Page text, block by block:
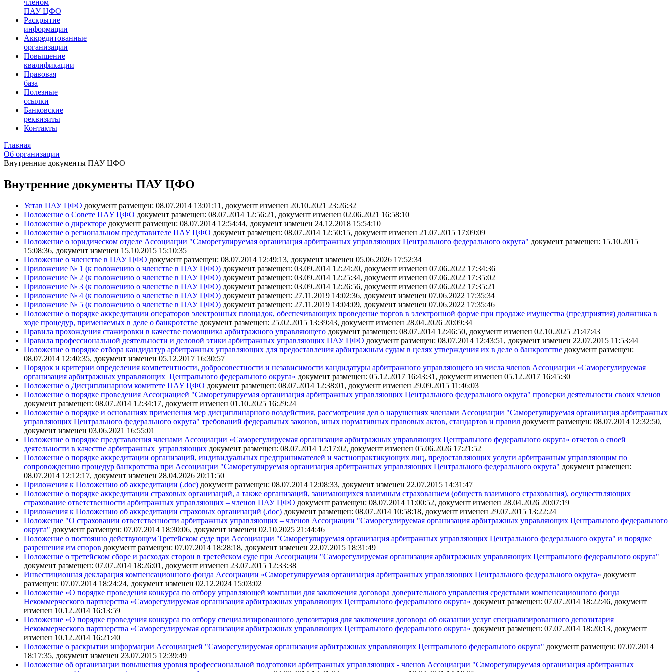
членом
ПАУ ЦФО
Раскрытие
информации
Аккредитованные
организации
Повышение
квалификации
Правовая
база
Полезные
ссылки
Банковские
реквизиты
Контакты
Главная
Об организации
Внутренние документы ПАУ ЦФО
Внутренние документы ПАУ ЦФО
Устав ПАУ ЦФО документ размещен: 08.07.2014 13:01:11, документ изменен 20.10.2021 23:26:32
Положение о Совете ПАУ ЦФО документ размещен: 08.07.2014 12:56:21, документ изменен 02.06.2021 16:58:10
Положение о директоре документ размещен: 08.07.2014 12:54:44, документ изменен 24.12.2018 15:54:10
Положение о региональном представителе ПАУ ЦФО документ размещен: 08.07.2014 12:50:15, документ изменен 21.07.2015 17:09:09
Положение о юридическом отделе Ассоциации "Саморегулируемая организация арбитражных управляющих Центрального федерального округа" документ размещен: 15.10.2015
15:08:36, документ изменен 15.10.2015 15:10:35
Положение о членстве в ПАУ ЦФО документ размещен: 08.07.2014 12:49:13, документ изменен 05.06.2026 17:52:34
Приложение № 1 (к положению о членстве в ПАУ ЦФО) документ размещен: 03.09.2014 12:24:20, документ изменен 07.06.2022 17:34:36
Приложение № 2 (к положению о членстве в ПАУ ЦФО) документ размещен: 03.09.2014 12:25:34, документ изменен 07.06.2022 17:35:02
Приложение № 3 (к положению о членстве в ПАУ ЦФО) документ размещен: 03.09.2014 12:26:56, документ изменен 07.06.2022 17:35:21
Приложение № 4 (к положению о членстве в ПАУ ЦФО) документ размещен: 27.11.2019 14:02:36, документ изменен 07.06.2022 17:35:34
Приложение № 5 (к положению о членстве в ПАУ ЦФО) документ размещен: 27.11.2019 14:04:09, документ изменен 07.06.2022 17:35:46
Положение о порядке аккредитации операторов электронных площадок, обеспечивающих проведение торгов в электронной форме при продаже имущества (предприятия) должника в
ходе процедур, применяемых в деле о банкротстве документ размещен: 25.02.2015 13:39:43, документ изменен 28.04.2026 20:09:34
Правила прохождения стажировки в качестве помощника арбитражного управляющего документ размещен: 08.07.2014 12:46:50, документ изменен 02.10.2025 21:47:43
Правила профессиональной деятельности и деловой этики арбитражных управляющих ПАУ ЦФО документ размещен: 08.07.2014 12:43:51, документ изменен 22.07.2015 11:53:44
Положение о порядке отбора кандидатур арбитражных управляющих для предоставления арбитражным судам в целях утверждения их в деле о банкротстве документ размещен:
08.07.2014 12:40:35, документ изменен 05.12.2017 16:30:57
Порядок и критерии определения компетентности, добросовестности и независимости кандидатуры арбитражного управляющего из числа членов Ассоциации «Саморегулируемая
организация арбитражных управляющих Центрального федерального округа» документ размещен: 05.12.2017 16:43:31, документ изменен 05.12.2017 16:45:30
Положение о Дисциплинарном комитете ПАУ ЦФО документ размещен: 08.07.2014 12:38:01, документ изменен 29.09.2015 11:46:03
Положение о порядке проведения Ассоциацией "Саморегулируемая организация арбитражных управляющих Центрального федерального округа" проверки деятельности своих членов
документ размещен: 08.07.2014 12:34:17, документ изменен 01.10.2025 16:29:24
Положение о порядке и основаниях применения мер дисциплинарного воздействия, рассмотрения дел о нарушениях членами Ассоциации "Саморегулируемая организация арбитражных
управляющих Центрального федерального округа" требований федеральных законов, иных нормативных правовых актов, стандартов и правил документ размещен: 08.07.2014 12:32:50,
документ изменен 03.06.2021 16:55:01
Положение о порядке представления членами Ассоциации «Саморегулируемая организация арбитражных управляющих Центрального федерального округа» отчетов о своей
деятельности в качестве арбитражных управляющих документ размещен: 08.07.2014 12:17:02, документ изменен 05.06.2026 17:21:52
Положение о порядке аккредитации организаций, индивидуальных предпринимателей и частнопрактикующих лиц, предоставляющих услуги арбитражным управляющим по
сопровождению процедур банкротства при Ассоциации "Саморегулируемая организация арбитражных управляющих Центрального федерального округа" документ размещен:
08.07.2014 12:12:17, документ изменен 28.04.2026 20:11:50
Приложения к Положению об аккредитации (.doc) документ размещен: 08.07.2014 12:08:33, документ изменен 22.07.2015 14:31:47
Положение о порядке аккредитации страховых организаций, а также организаций, занимающихся взаимным страхованием (обществ взаимного страхования), осуществляющих
страхование ответственности арбитражных управляющих – членов ПАУ ЦФО документ размещен: 08.07.2014 11:00:52, документ изменен 28.04.2026 20:07:19
Приложения к Положению об аккредитации страховых организаций (.doc) документ размещен: 08.07.2014 10:58:18, документ изменен 29.07.2015 13:22:24
Положение "О страховании ответственности арбитражных управляющих – членов Ассоциации "Саморегулируемая организация арбитражных управляющих Центрального федерального
округа" документ размещен: 07.07.2014 18:30:06, документ изменен 02.10.2025 21:44:46
Положение о постоянно действующем Третейском суде при Ассоциации "Саморегулируемая организация арбитражных управляющих Центрального федерального округа" и порядке
разрешения им споров документ размещен: 07.07.2014 18:28:18, документ изменен 22.07.2015 18:31:49
Положение о третейском сборе и расходах сторон в третейском суде при Ассоциации "Саморегулируемая организация арбитражных управляющих Центрального федерального округа"
документ размещен: 07.07.2014 18:26:01, документ изменен 23.07.2015 12:33:38
Инвестиционная декларация компенсационного фонда Ассоциации «Саморегулируемая организация арбитражных управляющих Центрального федерального округа» документ
размещен: 07.07.2014 18:24:24, документ изменен 02.12.2024 15:03:02
Положение «О порядке проведения конкурса по отбору управляющей компании для заключения договора доверительного управления средствами компенсационного фонда
Некоммерческого партнерства «Саморегулируемая организация арбитражных управляющих Центрального федерального округа» документ размещен: 07.07.2014 18:22:46, документ
изменен 10.12.2014 16:13:59
Положение «О порядке проведения конкурса по отбору специализированного депозитария для заключения договора об оказании услуг специализированного депозитария
Некоммерческого партнерства «Саморегулируемая организация арбитражных управляющих Центрального федерального округа» документ размещен: 07.07.2014 18:20:13, документ
изменен 10.12.2014 16:21:40
Положение о раскрытии информации Ассоциацией "Саморегулируемая организация арбитражных управляющих Центрального федерального округа" документ размещен: 07.07.2014
18:17:35, документ изменен 23.07.2015 12:39:49
Положение об организации повышения уровня профессиональной подготовки арбитражных управляющих - членов Ассоциации "Саморегулируемая организация арбитражных